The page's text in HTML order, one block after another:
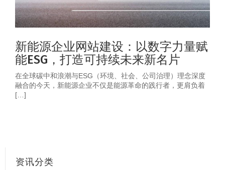
新能源企业网站建设：以数字力量赋
能ESG，打造可持续未来新名片
在全球碳中和浪潮与ESG（环境、社会、公司治理）理念深度
融合的今天，新能源企业不仅是能源革命的践行者，更肩负着
[…]
资讯分类